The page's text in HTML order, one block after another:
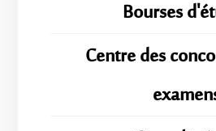
Bourses
Centre des